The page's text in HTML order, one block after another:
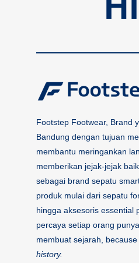
Footstep Footwear, Brand
Bandung dengan tujuan
membantu meringankan
memberikan jejak-jejak
sebagai brand sepatu
produk mulai dari sepatu
hingga aksesoris essential
percaya setiap orang
membuat sejarah,
history.